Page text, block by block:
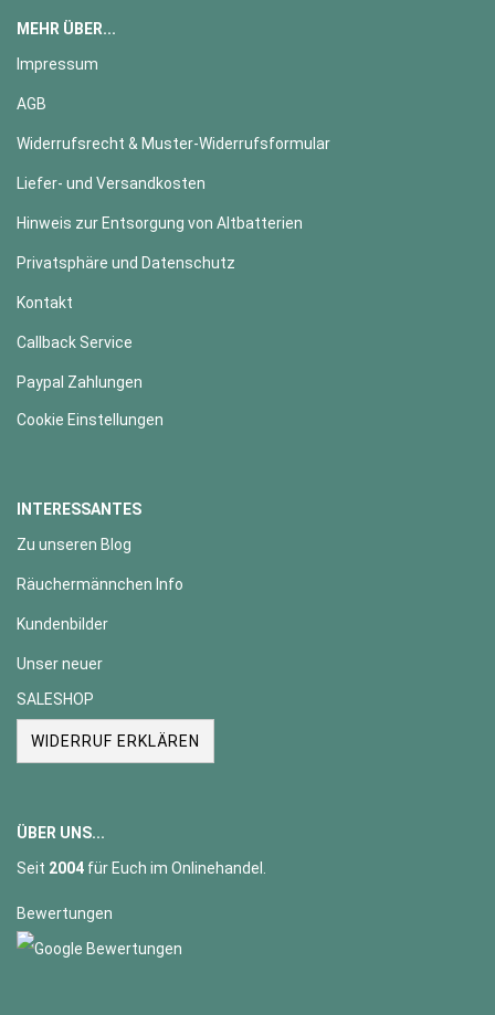
MEHR ÜBER...
Impressum
AGB
Widerrufsrecht & Muster-Widerrufsformular
Liefer- und Versandkosten
Hinweis zur Entsorgung von Altbatterien
Privatsphäre und Datenschutz
Kontakt
Callback Service
Paypal Zahlungen
Cookie Einstellungen
INTERESSANTES
Zu unseren Blog
Räuchermännchen Info
Kundenbilder
Unser neuer
SALESHOP
WIDERRUF ERKLÄREN
ÜBER UNS...
Seit 2004 für Euch im Onlinehandel.
Bewertungen